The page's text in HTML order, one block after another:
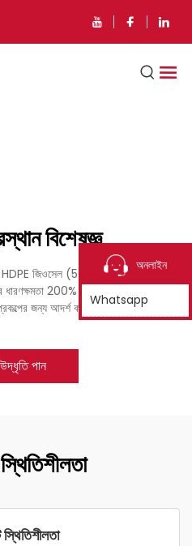
বিশেষজ্ঞ
HDPE জিওসেল (50-500mm) ডিজাইন
ধারণক্ষমতা 200% বেশি হয় এবং অপচয় রোধ
জন্য আদর্শ করে তোলে।
পান
স্থিতিশীলতা
অনলাইন
Whatsapp